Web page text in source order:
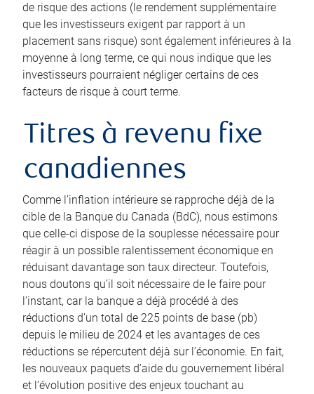
de risque des actions (le rendement supplémentaire
que les investisseurs exigent par rapport à un
placement sans risque) sont également inférieures à la
moyenne à long terme, ce qui nous indique que les
investisseurs pourraient négliger certains de ces
facteurs de risque à court terme.
Titres à revenu fixe
canadiennes
Comme l’inflation intérieure se rapproche déjà de la
cible de la Banque du Canada (BdC), nous estimons
que celle-ci dispose de la souplesse nécessaire pour
réagir à un possible ralentissement économique en
réduisant davantage son taux directeur. Toutefois,
nous doutons qu’il soit nécessaire de le faire pour
l’instant, car la banque a déjà procédé à des
réductions d’un total de 225 points de base (pb)
depuis le milieu de 2024 et les avantages de ces
réductions se répercutent déjà sur l’économie. En fait,
les nouveaux paquets d’aide du gouvernement libéral
et l’évolution positive des enjeux touchant au